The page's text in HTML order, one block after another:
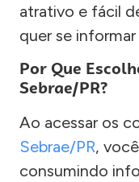
atrativo e fácil
quer se
Por Que
Sebrae/PR?
Ao acessar os
Sebrae/PR,
consumindo